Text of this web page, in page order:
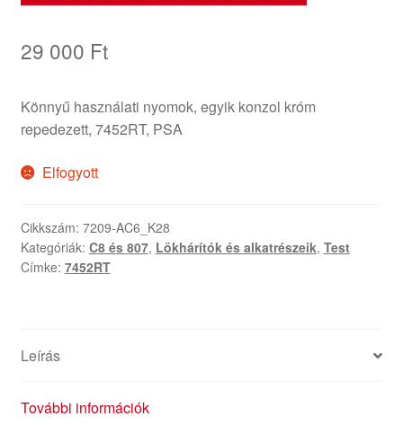
29 000 Ft
Könnyű használati nyomok, egyik konzol króm
repedezett, 7452RT, PSA
Elfogyott
Cikkszám: 7209-AC6_K28
Kategóriák: C8 és 807, Lökhárítók és alkatrészeik, Test
Címke: 7452RT
Leírás
További információk